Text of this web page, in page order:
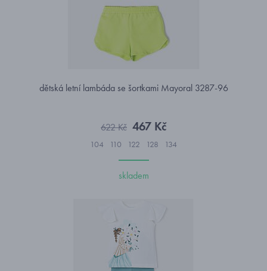
dětská letní lambáda se šortkami Mayoral 3287-96
622 Kč 467 Kč
104 110 122 128 134
skladem